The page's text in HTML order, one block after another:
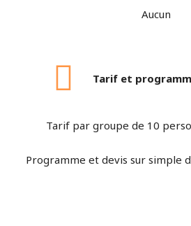
Aucun
Tarif et
Tarif par groupe de 10
Programme et devis sur simple